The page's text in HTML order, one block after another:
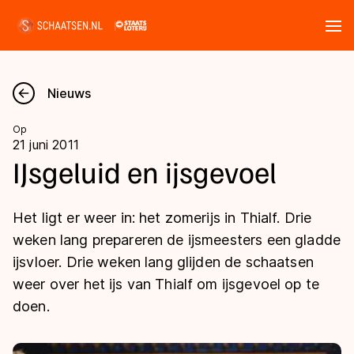
Nieuws
Kalender
Marathon
Langebaan
Uitslagen
Langebaan
Marathon
Tijden & historie
Ranglijsten Langebaan
Nieuws
Op
21 juni 2011
IJsgeluid en ijsgevoel
Het ligt er weer in: het zomerijs in Thialf. Drie
weken lang prepareren de ijsmeesters een gladde
ijsvloer. Drie weken lang glijden de schaatsen
weer over het ijs van Thialf om ijsgevoel op te
doen.